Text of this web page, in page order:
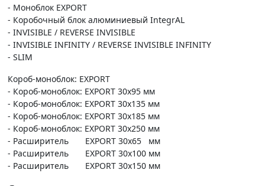
- Моноблок EXPORT
- Коробочный блок алюминиевый IntegrAL
- INVISIBLE / REVERSE INVISIBLE
- INVISIBLE INFINITY / REVERSE INVISIBLE INFINITY
- SLIM
Короб-моноблок: EXPORT
- Короб-моноблок: EXPORT 30х95 мм
- Короб-моноблок: EXPORT 30х135 мм
- Короб-моноблок: EXPORT 30х185 мм
- Короб-моноблок: EXPORT 30х250 мм
- Расширитель EXPORT 30х65 мм
- Расширитель EXPORT 30х100 мм
- Расширитель EXPORT 30х150 мм